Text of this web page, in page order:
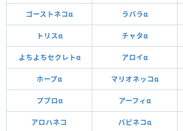
ゴーストネコα ラバラα
トリスα チャタα
よちよちセクレトα アロイα
ホープα マリオネッコα
ププロα アーフィα
アロハネコ パピネコα